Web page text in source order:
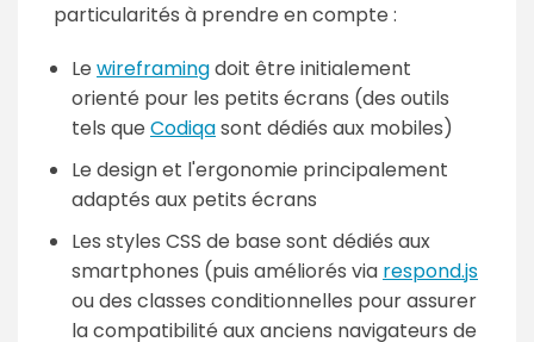
particularités à prendre en compte :
Le wireframingdoit être initialement
orienté pour les petits écrans (des outils
tels que Codiqasont dédiés aux mobiles)
Le design et l'ergonomie principalement
adaptés aux petits écrans
Les styles CSS de base sont dédiés aux
smartphones (puis améliorés via respond.js
ou des classes conditionnelles pour assurer
la compatibilité aux anciens navigateurs de